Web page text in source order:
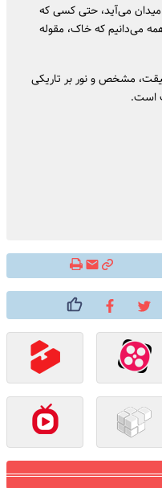
می‌آید، حتی کسی که
می‌دانیم که خاک، مقوله
مشخص و نور بر تاریکی
است.